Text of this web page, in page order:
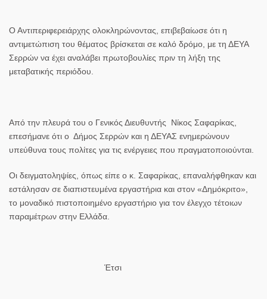
Ο Αντιπεριφερειάρχης ολοκληρώνοντας, επιβεβαίωσε ότι η
αντιμετώπιση του θέματος βρίσκεται σε καλό δρόμο , με τη ΔΕΥΑ
Σερρών να έχει αναλάβει πρωτοβουλίες πριν τη λήξη της
μεταβατικής περιόδου.
Από την πλευρά του ο Γενικός Διευθυντής Νίκος Σαφαρίκας,
επεσήμανε ότι ο Δήμος Σερρών και η ΔΕΥΑΣ ενημερώνουν
υπεύθυνα τους πολίτες για τις ενέργειες που πραγματοποιούνται.
Οι δειγματοληψίες, όπως είπε ο κ. Σαφαρίκας, επαναλήφθηκαν και
εστάλησαν σε διαπιστευμένα εργαστήρια και στον «Δημόκριτο»
το μοναδικό πιστοποιημένο εργαστήριο για τον έλεγχο τέτοιων
παραμέτρων στην Ελλάδα
Έτσι